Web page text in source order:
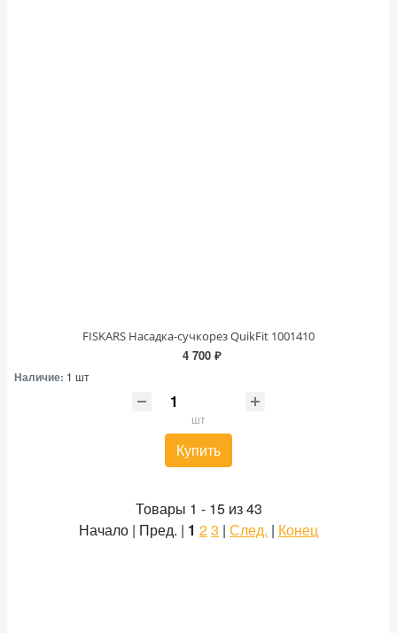
FISKARS Насадка-сучкорез QuikFit 1001410
4 700 ₽
Наличие: 1 шт
шт
Купить
Товары 1 - 15 из 43
Начало | Пред. | 1 23 | След. | Конец